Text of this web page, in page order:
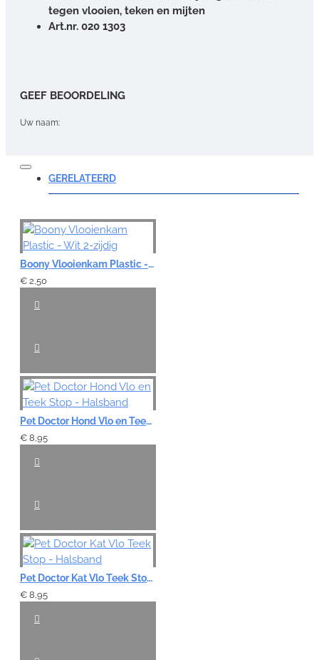
tegen vlooien, teken en mijten
Art.nr. 020 1303
GEEF BEOORDELING
Uw naam:
Opmerking:
Note:HTML-code wordt niet vertaald!
Waardering:
GERELATEERD
Boony Vlooienkam Plastic - Wit 2-zijdig
€ 2,50
Pet Doctor Hond Vlo en Teek Stop - Halsband
€ 8,95
Pet Doctor Kat Vlo Teek Stop - Halsband
€ 8,95